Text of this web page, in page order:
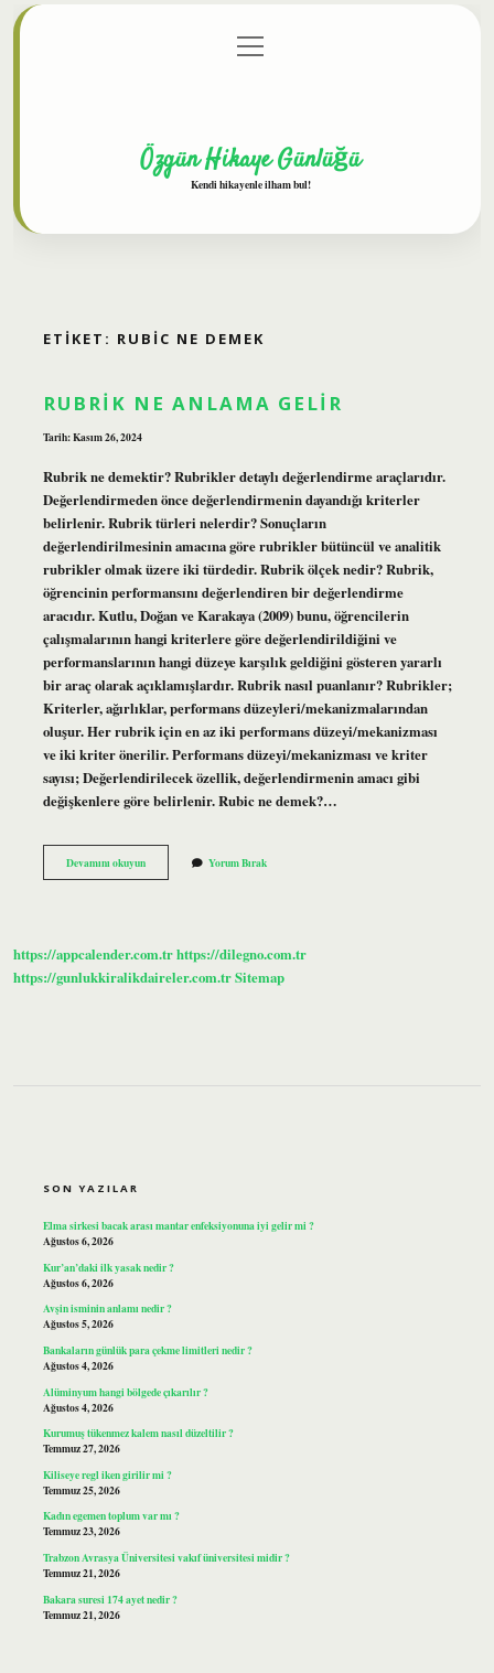
Gizlilik Politikası
menüyü
aç
Özgün Hikaye Günlüğü
Kendi hikayenle ilham bul!
ETIKET: RUBIC NE DEMEK
RUBRIK NE ANLAMA GELIR
Tarih: Kasım 26, 2024
Rubrik ne demektir? Rubrikler detaylı değerlendirme araçlarıdır.
Değerlendirmeden önce değerlendirmenin dayandığı kriterler
belirlenir. Rubrik türleri nelerdir? Sonuçların
değerlendirilmesinin amacına göre rubrikler bütüncül ve analitik
rubrikler olmak üzere iki türdedir. Rubrik ölçek nedir? Rubrik,
öğrencinin performansını değerlendiren bir değerlendirme
aracıdır. Kutlu, Doğan ve Karakaya (2009) bunu, öğrencilerin
çalışmalarının hangi kriterlere göre değerlendirildiğini ve
performanslarının hangi düzeye karşılık geldiğini gösteren yararlı
bir araç olarak açıklamışlardır. Rubrik nasıl puanlanır? Rubrikler;
Kriterler, ağırlıklar, performans düzeyleri/mekanizmalarından
oluşur. Her rubrik için en az iki performans düzeyi/mekanizması
ve iki kriter önerilir. Performans düzeyi/mekanizması ve kriter
sayısı; Değerlendirilecek özellik, değerlendirmenin amacı gibi
değişkenlere göre belirlenir. Rubic ne demek?…
Devamını okuyunRubrik
Ne
Yorum Bırak
https://appcalender.com.trhttps://dilegno.com.tr
https://gunlukkiralikdaireler.com.trSitemap
SON YAZILAR
Elma sirkesi bacak arası mantar enfeksiyonuna iyi gelir mi ?
Ağustos 6, 2026
Kur’an’daki ilk yasak nedir ?
Ağustos 6, 2026
Avşin isminin anlamı nedir ?
Ağustos 5, 2026
Bankaların günlük para çekme limitleri nedir ?
Ağustos 4, 2026
Alüminyum hangi bölgede çıkarılır ?
Ağustos 4, 2026
Kurumuş tükenmez kalem nasıl düzeltilir ?
Temmuz 27, 2026
Kiliseye regl iken girilir mi ?
Temmuz 25, 2026
Kadın egemen toplum var mı ?
Temmuz 23, 2026
Trabzon Avrasya Üniversitesi vakıf üniversitesi midir ?
Temmuz 21, 2026
Bakara suresi 174 ayet nedir ?
Temmuz 21, 2026